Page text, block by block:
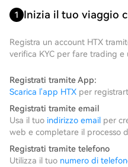
1 Inizia il tuo viaggio
Registra un account HTX
verifica KYC per fare trading e
Registrati tramite App:
Scarica l'app HTX per
Registrati tramite email
Usa il tuo indirizzo email per
web e completare il processo
Registrati tramite telefono
Utilizza il tuo numero di